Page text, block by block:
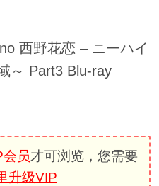
西野花恋 – ニーハイ
～ Part3 Blu-ray
员才可浏览，您需要
升级VIP